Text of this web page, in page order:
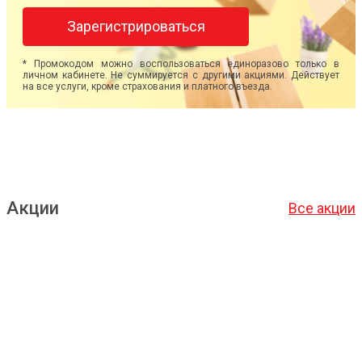
Зарегистрироваться
* Промокодом можно воспользоваться единоразово только в
личном кабинете. Не суммируется с другими акциями. Действует
на все услуги, кроме страхования и платного въезда.
Акции Все акции